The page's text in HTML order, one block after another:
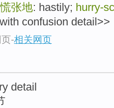
慌张地: hastily; hurry-
confusion detail>>
-相关网页
detail